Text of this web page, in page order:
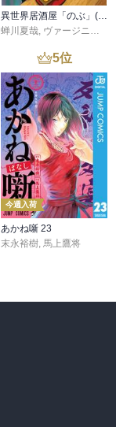
異世界居酒屋「のぶ」(22)
蝉川夏哉, ヴァージニア二等兵
5位
今週入荷
あかね噺 23
末永裕樹 馬上鷹将